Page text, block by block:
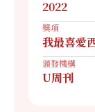
2022
獎項
我最喜愛
頒發機構
U周刊